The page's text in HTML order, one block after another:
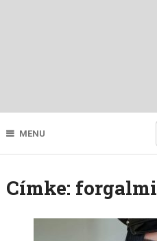
MENU
Címke: forgalmi